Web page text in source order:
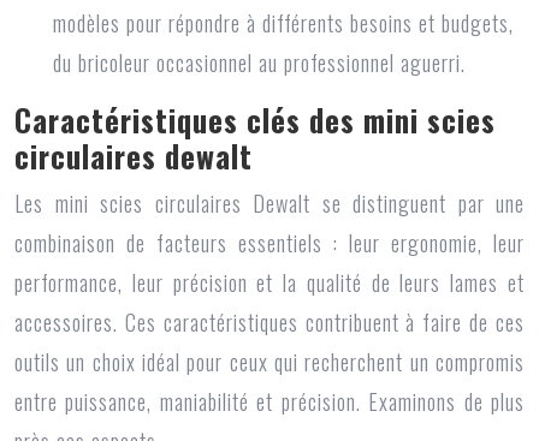
modèles pour répondre à différents besoins et budgets,
du bricoleur occasionnel au professionnel aguerri.
Caractéristiques clés des mini scies
circulaires dewalt
Les mini scies circulaires Dewalt se distinguent par une
combinaison de facteurs essentiels : leur ergonomie, leur
performance, leur précision et la qualité de leurs lames et
accessoires. Ces caractéristiques contribuent à faire de ces
outils un choix idéal pour ceux qui recherchent un compromis
entre puissance, maniabilité et précision. Examinons de plus